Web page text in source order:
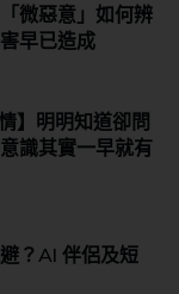
微惡意」如何辨
早已造成
】明明知道卻問
識其實一早就有
？AI 伴侶及短